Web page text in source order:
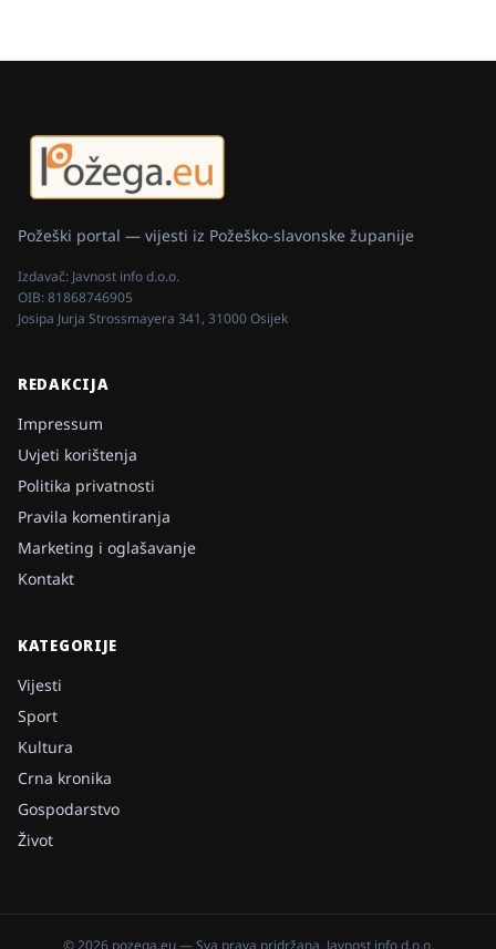
Požeški portal — vijesti iz Požeško-slavonske županije
Izdavač: Javnost info d.o.o.
OIB:81868746905
Josipa Jurja Strossmayera 341, 31000 Osijek
REDAKCIJA
Impressum
Uvjeti korištenja
Politika privatnosti
Pravila komentiranja
Marketing i oglašavanje
Kontakt
KATEGORIJE
Vijesti
Sport
Kultura
Crna kronika
Gospodarstvo
Život